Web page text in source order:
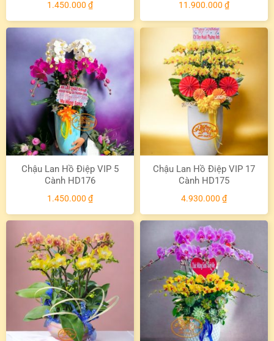
1.450.000 ₫ 11.900.000 ₫
Chậu Lan Hồ Điệp VIP 5
Cành HD176
1.450.000 ₫
Chậu Lan Hồ Điệp VIP 17
Cành HD175
4.930.000 ₫